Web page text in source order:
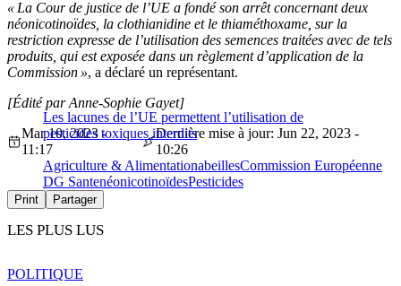
« La Cour de justice de l’UE a fondé son arrêt concernant deux
néonicotinoïdes, la clothianidine et le thiaméthoxame, sur la
restriction expresse de l’utilisation des semences traitées avec de tels
produits, qui est exposée dans un règlement d’application de la
Commission », a déclaré un représentant.
Les lacunes de l’UE permettent l’utilisation de
pesticides toxiques interdits
[Édité par Anne-Sophie Gayet]
Mar 10, 2023 -
11:17
Dernière mise à jour: Jun 22, 2023 -
10:26
Agriculture & AlimentationabeillesCommission Européenne
DG SantenéonicotinoïdesPesticides
Print Partager
LES PLUS LUS
POLITIQUE